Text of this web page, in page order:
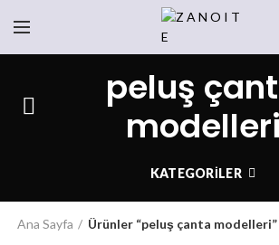
peluş
modelleri
KATEGORILER
Ana Sayfa Ürünler “peluş çanta